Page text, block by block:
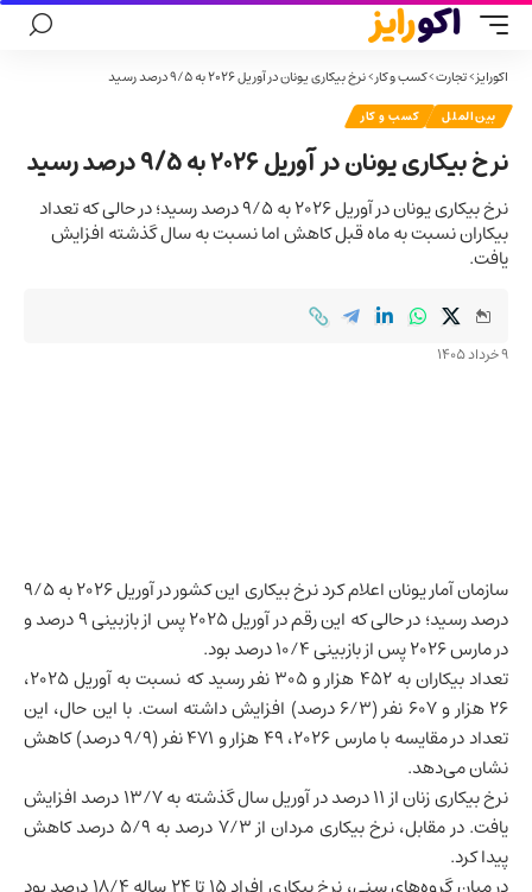
اکورایز>تجارت>کسب و کار>نرخ بیکاری یونان در آوریل ۲۰۲۶ به ۹/۵ درصد رسید
بین‌الملل کسب و کار
نرخ بیکاری یونان در آوریل ۲۰۲۶ به ۹/۵ درصد رسید
نرخ بیکاری یونان در آوریل ۲۰۲۶ به ۹/۵ درصد رسید؛ در حالی که تعداد
بیکاران نسبت به ماه قبل کاهش اما نسبت به سال گذشته افزایش
یافت.
9 خرداد 1405
سازمان آمار یونان اعلام کرد نرخ بیکاری این کشور در آوریل ۲۰۲۶ به ۹/۵
درصد رسید؛ در حالی که این رقم در آوریل ۲۰۲۵ پس از بازبینی ۹ درصد و
در مارس ۲۰۲۶ پس از بازبینی ۱۰/۴ درصد بود.
تعداد بیکاران به ۴۵۲ هزار و ۳۰۵ نفر رسید که نسبت به آوریل ۲۰۲۵،
۲۶ هزار و ۶۰۷ نفر (۶/۳ درصد) افزایش داشته است. با این حال، این
تعداد در مقایسه با مارس ۲۰۲۶، ۴۹ هزار و ۴۷۱ نفر (۹/۹ درصد) کاهش
نشان می‌دهد.
نرخ بیکاری زنان از ۱۱ درصد در آوریل سال گذشته به ۱۳/۷ درصد افزایش
یافت. در مقابل، نرخ بیکاری مردان از ۷/۳ درصد به ۵/۹ درصد کاهش
پیدا کرد.